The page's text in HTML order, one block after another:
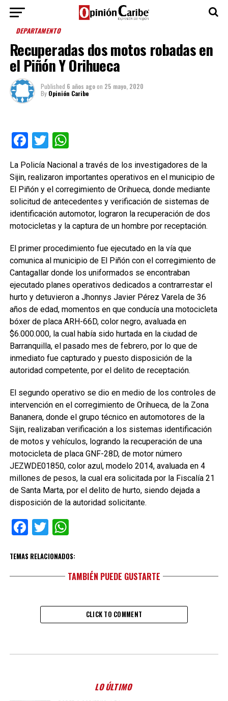
DEPARTAMENTO
Recuperadas dos motos robadas en
el Piñón Y Orihueca
Published 6 años agoon 25 mayo, 2020
By Opinión Caribe
Facebook
TwitterWhatsApp
La Policía Nacional a través de los investigadores de la
Sijin, realizaron importantes operativos en el municipio de
El Piñón y el corregimiento de Orihueca, donde mediante
solicitud de antecedentes y verificación de sistemas de
identificación automotor, lograron la recuperación de dos
motocicletas y la captura de un hombre por receptación.
El primer procedimiento fue ejecutado en la vía que
comunica al municipio de El Piñón con el corregimiento de
Cantagallar donde los uniformados se encontraban
ejecutado planes operativos dedicados a contrarrestar el
hurto y detuvieron a Jhonnys Javier Pérez Varela de 36
años de edad, momentos en que conducía una motocicleta
bóxer de placa ARH-66D, color negro, avaluada en
$6.000.000, la cual había sido hurtada en la ciudad de
Barranquilla, el pasado mes de febrero, por lo que de
inmediato fue capturado y puesto disposición de la
autoridad competente, por el delito de receptación.
El segundo operativo se dio en medio de los controles de
intervención en el corregimiento de Orihueca, de la Zona
Bananera, donde el grupo técnico en automotores de la
Sijin, realizaban verificación a los sistemas identificación
de motos y vehículos, logrando la recuperación de una
motocicleta de placa GNF-28D, de motor número
JEZWDE01850, color azul, modelo 2014, avaluada en 4
millones de pesos, la cual era solicitada por la Fiscalía 21
de Santa Marta, por el delito de hurto, siendo dejada a
disposición de la autoridad solicitante.
Facebook
TwitterWhatsApp
TEMAS RELACIONADOS:
TAMBIÉN PUEDE GUSTARTE
CLICK TO COMMENT
LO ÚLTIMO